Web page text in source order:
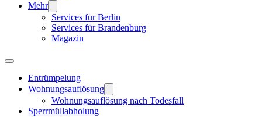
Mehr
Services für Berlin
Services für Brandenburg
Magazin
Entrümpelung
Wohnungsauflösung
Wohnungsauflösung nach Todesfall
Sperrmüllabholung